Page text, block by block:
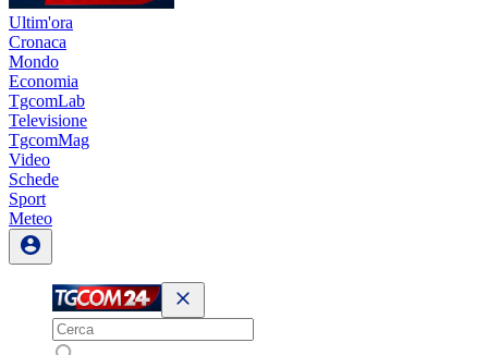
Ultim'ora
Cronaca
Mondo
Economia
TgcomLab
Televisione
TgcomMag
Video
Schede
Sport
Meteo